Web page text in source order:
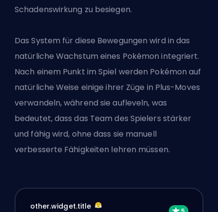
Schadenswirkung zu besiegen.
Das System für diese Bewegungen wird in das
natürliche Wachstum eines Pokémon integriert.
Nach einem Punkt im Spiel werden Pokémon auf
natürliche Weise einige ihrer Züge in Plus-Moves
verwandeln, während sie aufleveln, was
bedeutet, dass das Team des Spielers stärker
und fähig wird, ohne dass sie manuell
verbesserte Fähigkeiten lehren müssen.
other.widget.title